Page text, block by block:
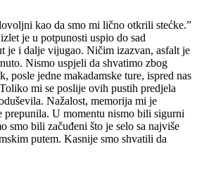
kao da smo mi lično otkrili stećke.”
je u potpunosti uspio do sad
je i dalje vijugao. Ničim izazvan, asfalt je
Nismo uspjeli da shvatimo zbog
posle jedne makadamske ture, ispred nas
mi se poslije ovih pustih predjela
Nažalost, memorija mi je
prepunila. U momentu nismo bili sigurni
smo bili začuđeni što je selo sa najviše
putem. Kasnije smo shvatili da